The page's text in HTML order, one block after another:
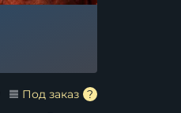
Под заказ